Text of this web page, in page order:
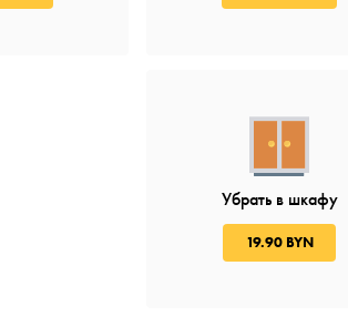
Убрать в шкафу
19.90 BYN